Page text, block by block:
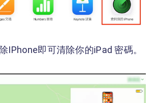
IPhone即可清除你的iPad 密碼。